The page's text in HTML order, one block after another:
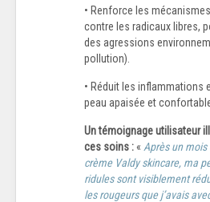
• Renforce les
contre les radicaux libres,
des agressions
pollution).
• Réduit les inflammations
peau apaisée et
Un témoignage utilisateur
ces soins :« Après un mois
crème Valdy skincare, ma
ridules sont visiblement
les rougeurs que j’avais